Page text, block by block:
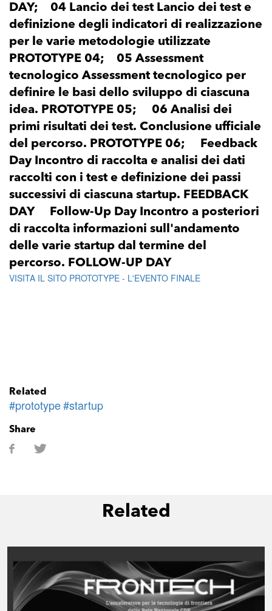
DAY; 04 Lancio dei test Lancio dei test e
definizione degli indicatori di realizzazione
per le varie metodologie utilizzate
PROTOTYPE 04; 05 Assessment
tecnologico Assessment tecnologico per
definire le basi dello sviluppo di ciascuna
idea. PROTOTYPE 05; 06 Analisi dei
primi risultati dei test. Conclusione ufficiale
del percorso. PROTOTYPE 06; Feedback
Day Incontro di raccolta e analisi dei dati
raccolti con i test e definizione dei passi
successivi di ciascuna startup. FEEDBACK
DAY Follow-Up Day Incontro a posteriori
di raccolta informazioni sull'andamento
delle varie startup dal termine del
percorso. FOLLOW-UP DAY
VISITA IL SITO PROTOTYPE - L'EVENTO FINALE
Related
#prototype#startup
Share
Related